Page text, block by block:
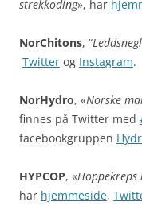
strekkoding», har
NorChitons, “
Twitter og Instagram.
NorHydro, «Norske
finnes på Twitter med
facebookgruppen
HYPCOP, «Hoppekreps
har hjemmeside,